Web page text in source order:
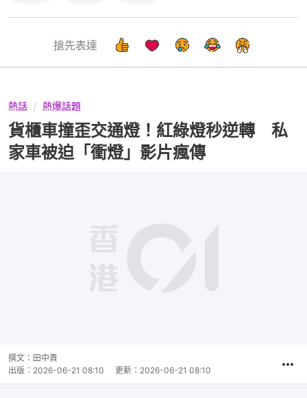
搶先表達
熱話 熱爆話題
貨櫃車撞歪交通燈！紅綠燈秒逆轉 私
家車被迫「衝燈」影片瘋傳
撰文： 田中貴
出版： 2026-06-21 08:10 更新： 2026-06-21 08:10